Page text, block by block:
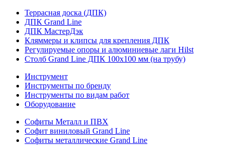
Террасная доска (ДПК)
ДПК Grand Line
ДПК МастерДэк
Кляммеры и клипсы для крепления ДПК
Регулируемые опоры и алюминиевые лаги Hilst
Столб Grand Line ДПК 100х100 мм (на трубу)
Инструмент
Инструменты по бренду
Инструменты по видам работ
Оборудование
Софиты Металл и ПВХ
Софит виниловый Grand Line
Софиты металлические Grand Line